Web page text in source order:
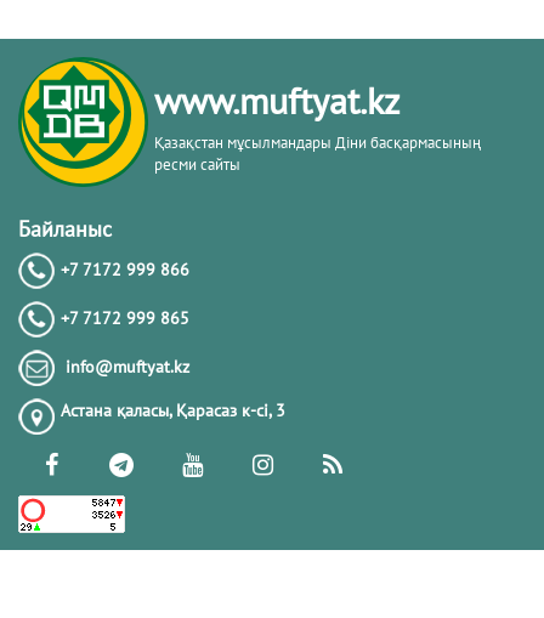
Жүрек сырлары 2-дәріс. Тәубе
тақырыбы. Әр-рисала әл-Қушайрия
кітабы негізінде
20.02.2026
20.02.2026
РАМАЗАН – РАХЫМ, КЕШІРІМ ЖӘНЕ
ТОЗАҚТАН ҚҰТЫЛУ АЙЫ
19.02.2026 7534
РАМАЗАН ҚАРСАҢЫНДАҒЫ
www.muftyat.kz
Қазақстан мұсылмандары Діни басқармасының
ресми сайты
Байланыс
+7 7172 999 866
+7 7172 999 865
info@muftyat.kz
Астана қаласы, Қарасаз к-сi, 3